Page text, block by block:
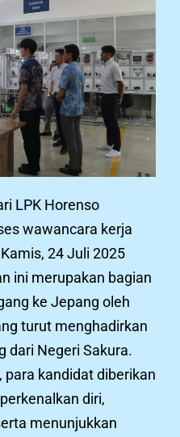
LPK Horenso
wawancara kerja
24 Juli 2025
ini merupakan bagian
ke Jepang oleh
turut menghadirkan
dari Negeri Sakura.
kandidat diberikan
diri,
menunjukkan